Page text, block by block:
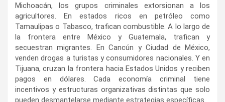
Michoacán, los grupos criminales extorsionan a los
agricultores. En estados ricos en petróleo como
Tamaulipas o Tabasco, trafican combustible. A lo largo de
la frontera entre México y Guatemala, trafican y
secuestran migrantes. En Cancún y Ciudad de México,
venden drogas a turistas y consumidores nacionales. Y en
Tijuana, cruzan la frontera hacia Estados Unidos y reciben
pagos en dólares. Cada economía criminal tiene
incentivos y estructuras organizativas distintas que solo
pueden desmantelarse mediante estrategias específicas.